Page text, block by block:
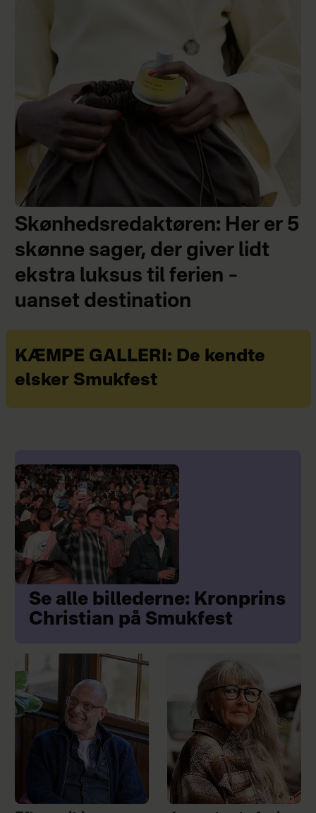
Skønhedsredaktøren: Her er 5
skønne sager, der giver lidt
ekstra luksus til ferien –
uanset destination
KÆMPE GALLERI: De kendte
elsker Smukfest
Se alle billederne: Kronprins
Christian på Smukfest